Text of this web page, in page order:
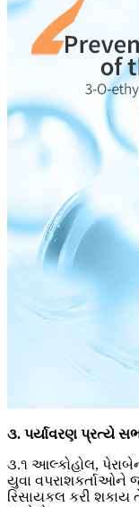
૩. પર્યાવરણ પ્રત્યે
૩.૧ આલ્કોહોલ,
યુવા વપરાશકર્તાઓને
રિસાયકલ કરી શકાય